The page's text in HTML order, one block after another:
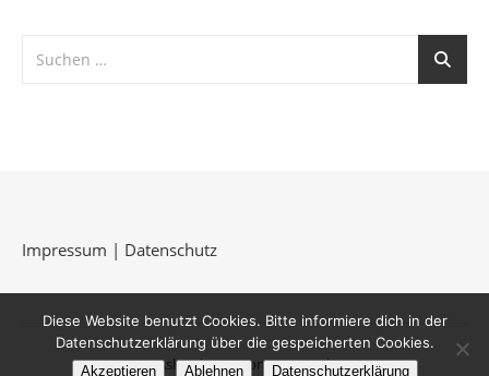
Impressum | Datenschutz
Ashe Theme vonWP Royal.
Diese Website benutzt Cookies. Bitte informiere dich in der
Datenschutzerklärung über die gespeicherten Cookies.
Akzeptieren Ablehnen Datenschutzerklärung